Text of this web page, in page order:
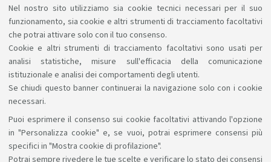
Nel nostro sito utilizziamo sia cookie tecnici necessari per il suo
funzionamento, sia cookie e altri strumenti di tracciamento facoltativi
che potrai attivare solo con il tuo consenso.
Cookie e altri strumenti di tracciamento facoltativi sono usati per
analisi statistiche, misure sull'efficacia della comunicazione
istituzionale e analisi dei comportamenti degli utenti.
Se chiudi questo banner continuerai la navigazione solo con i cookie
necessari.
Puoi esprimere il consenso sui cookie facoltativi attivando l'opzione
in "Personalizza cookie" e, se vuoi, potrai esprimere consensi più
specifici in "Mostra cookie di profilazione".
Potrai sempre rivedere le tue scelte e verificare lo stato dei consensi
Sei un'azienda o un ente?
Informazioni su come proporre un tirocinio
Sosteniamo il diritto alla conoscenza
Seguici su: